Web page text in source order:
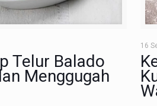
Telur Balado
Menggugah
16